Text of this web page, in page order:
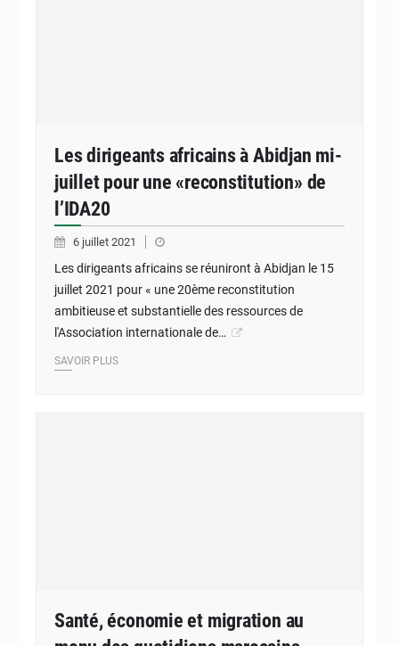
Les dirigeants africains à Abidjan mi-
juillet pour une «reconstitution» de
l’IDA20
6 juillet 2021
Les dirigeants africains se réuniront à Abidjan le 15
juillet 2021 pour « une 20ème reconstitution
ambitieuse et substantielle des ressources de
l'Association internationale de…
SAVOIR PLUS
Santé, économie et migration au